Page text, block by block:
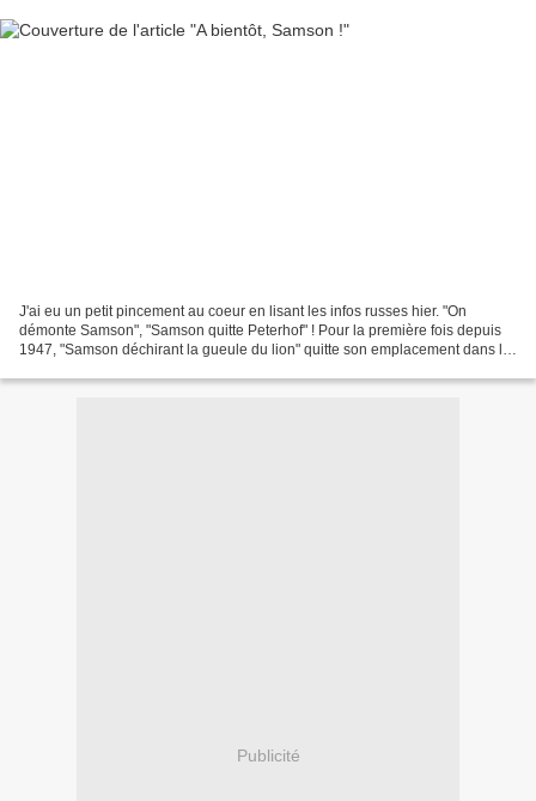
J'ai eu un petit pincement au coeur en lisant les infos russes hier. "On
démonte Samson", "Samson quitte Peterhof" ! Pour la première fois depuis
1947, "Samson déchirant la gueule du lion" quitte son emplacement dans le
Publicité